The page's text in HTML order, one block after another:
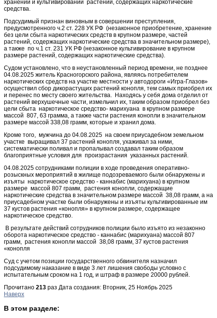
хранении и культивировании растений, содержащих наркотические
средства.
Подсудимый признан виновным в совершении преступления,
предусмотренного ч.2 ст. 228 УК РФ (незаконное приобретение, хранение
без цели сбыта наркотических средств в крупном размере, частей
растений, содержащих наркотические средства в значительном размере),
а также по ч.1 ст. 231 УК РФ (незаконное культивирование в крупном
размере растений, содержащих наркотические средства).
Судом установлено, что в неустановленный период времени, не позднее
04.08.2025 житель Красногорского района, являясь потребителем
наркотических средств на участке местности у автодороги «Игра-Глазов»
осуществил сбор дикорастущих растений конопля, тем самых приобрел их
и перенес по месту своего жительства. Находясь у себя дома отделил от
растений верхушечные части, измельчил их, таким образом приобрел без
цели сбыта наркотическое средство- марихуана в крупном размере
массой 807, 63 грамма, а также части растения конопли в значительном
размере массой 338,08 грамм, которые и хранил дома.
Кроме того, мужчина до 04.08.2025 на своем приусадебном земельном
участке выращивал 37 растений конопля, ухаживал за ними,
систематически поливал и пропалывал создавал таким образом
благоприятные условия для произрастания указанных растений.
04.08.2025 сотрудниками полиции в ходе проведения оперативно-
розыскных мероприятий в жилище подозреваемого были обнаружены и
изъяты наркотическое средство - каннабис (марихуана) в крупном
размере массой 807 грамм, растения конопли, содержащие
наркотические средства в значительном размере массой 38,08 грамм, а на
приусадебном участке были обнаружены и изъяты культивированные им
37 кустов растения «конопля» в крупном размере, содержащее
наркотическое средство.
В результате действий сотрудников полиции было изъято из незаконно
оборота наркотическое средство - каннабис (марихуана) массой 807
грамм, растения конопли массой 38,08 грамм, 37 кустов растения
«конопля
Суд с учетом позиции государственного обвинителя назначил
подсудимому наказание в виде 3 лет лишения свободы условно с
испытательным сроком на 1 год, и штраф в размере 20000 рублей.
Прочитано 213 раз Дата создания: Вторник, 25 Ноябрь 2025
Наверх
В этом разделе: